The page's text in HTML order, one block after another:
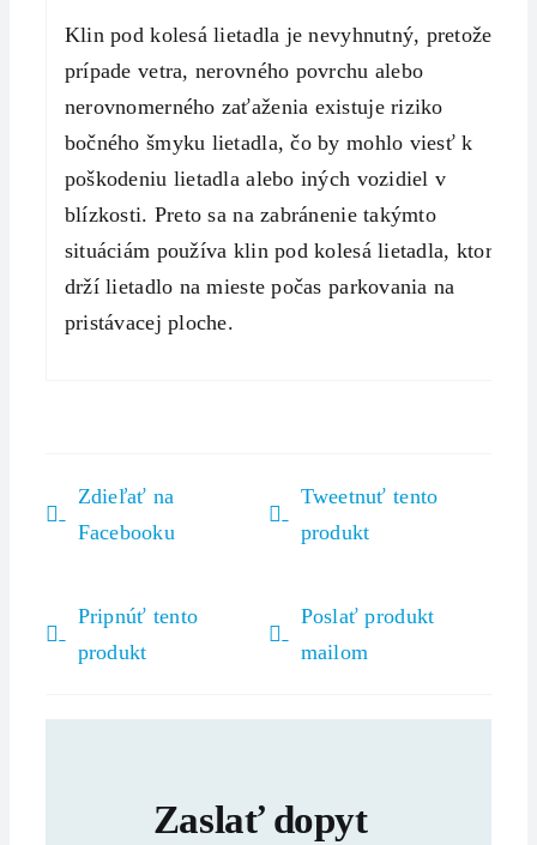
Klin pod kolesá lietadla je nevyhnutný, pretože v
prípade vetra, nerovného povrchu alebo
nerovnomerného zaťaženia existuje riziko
bočného šmyku lietadla, čo by mohlo viesť k
poškodeniu lietadla alebo iných vozidiel v
blízkosti. Preto sa na zabránenie takýmto
situáciám používa klin pod kolesá lietadla, ktorý
drží lietadlo na mieste počas parkovania na
pristávacej ploche.
Zdieľať na
Facebooku
Tweetnuť tento
produkt
Pripnúť tento
produkt
Poslať produkt
mailom
Zaslať dopyt